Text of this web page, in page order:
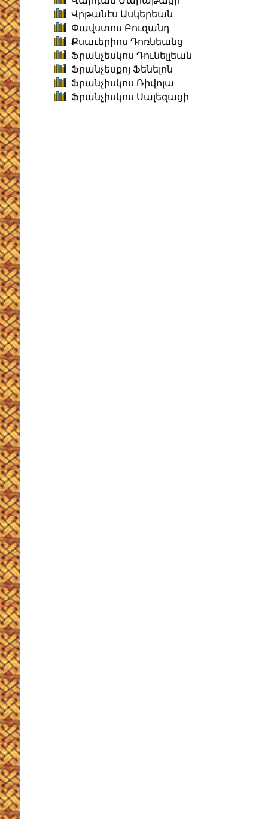
Վրթանէս Ասկերեան
Փավստոս Բուզանդ
Քսաւերիոս Դոռնեանց
Ֆրանչեսկոս Դունելլեան
Ֆրանչեսքոյ Ֆենելոն
Ֆրանչիսկոս Ռիվոլա
Ֆրանչիսկոս Սալեզացի